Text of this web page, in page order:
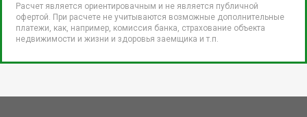
Расчет является ориентировачным и не является публичной
офертой. При расчете не учитываются возможные дополнительные
платежи, как, например, комиссия банка, страхование объекта
недвижимости и жизни и здоровья заемщика и т.п.